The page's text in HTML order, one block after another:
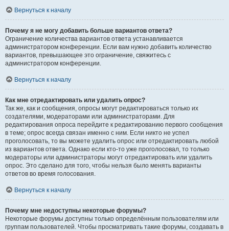
Вернуться к началу
Почему я не могу добавить больше вариантов ответа?
Ограничение количества вариантов ответа устанавливается
администратором конференции. Если вам нужно добавить количество
вариантов, превышающее это ограничение, свяжитесь с
администратором конференции.
Вернуться к началу
Как мне отредактировать или удалить опрос?
Так же, как и сообщения, опросы могут редактироваться только их
создателями, модераторами или администраторами. Для
редактирования опроса перейдите к редактированию первого сообщения
в теме; опрос всегда связан именно с ним. Если никто не успел
проголосовать, то вы можете удалить опрос или отредактировать любой
из вариантов ответа. Однако если кто-то уже проголосовал, то только
модераторы или администраторы могут отредактировать или удалить
опрос. Это сделано для того, чтобы нельзя было менять варианты
ответов во время голосования.
Вернуться к началу
Почему мне недоступны некоторые форумы?
Некоторые форумы доступны только определённым пользователям или
группам пользователей. Чтобы просматривать такие форумы, создавать в